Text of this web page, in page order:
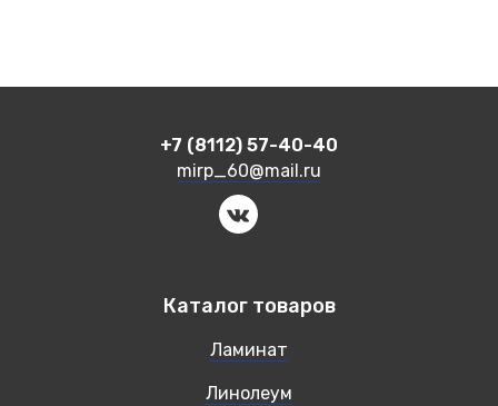
+7 (8112) 57-40-40
mirp_60@mail.ru
Каталог товаров
Ламинат
Линолеум